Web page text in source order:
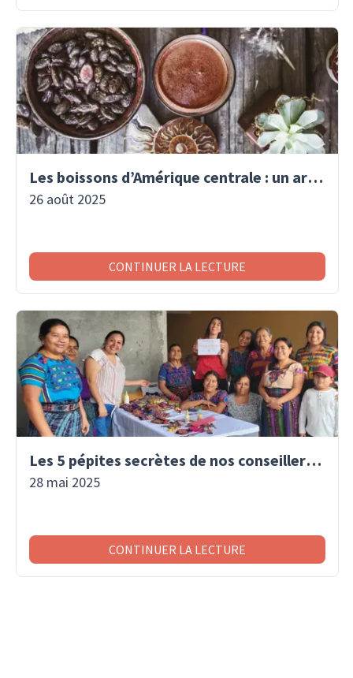
Les boissons d’Amérique centrale : un art de vivre traditionnel
26 août 2025
CONTINUER LA LECTURE
Les 5 pépites secrètes de nos conseillers voyage
28 mai 2025
CONTINUER LA LECTURE